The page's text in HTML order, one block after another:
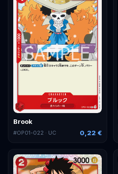
Brook
#OP01-022 · UC 0,22 €